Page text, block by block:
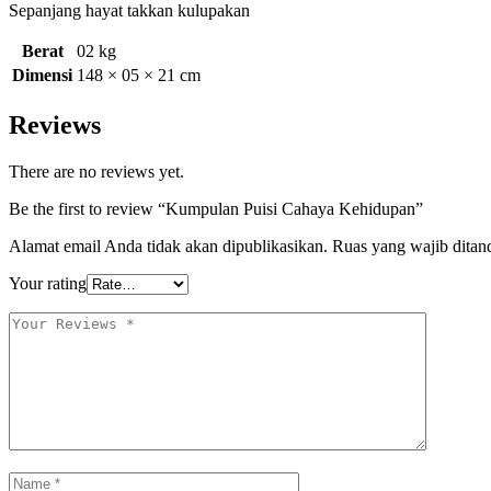
Sepanjang hayat takkan kulupakan
Berat
02 kg
Dimensi 148 × 05 × 21 cm
Reviews
There are no reviews yet.
Be the first to review “Kumpulan Puisi Cahaya Kehidupan”
Alamat email Anda tidak akan dipublikasikan. Ruas yang wajib
Your rating